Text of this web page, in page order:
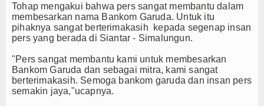
Tohap mengakui bahwa pers sangat membantu dalam
membesarkan nama Bankom Garuda. Untuk itu
pihaknya sangat berterimakasih kepada segenap insan
pers yang berada di Siantar - Simalungun.
"Pers sangat membantu kami untuk membesarkan
Bankom Garuda dan sebagai mitra, kami sangat
berterimakasih. Semoga bankom garuda dan insan pers
semakin jaya,"ucapnya.